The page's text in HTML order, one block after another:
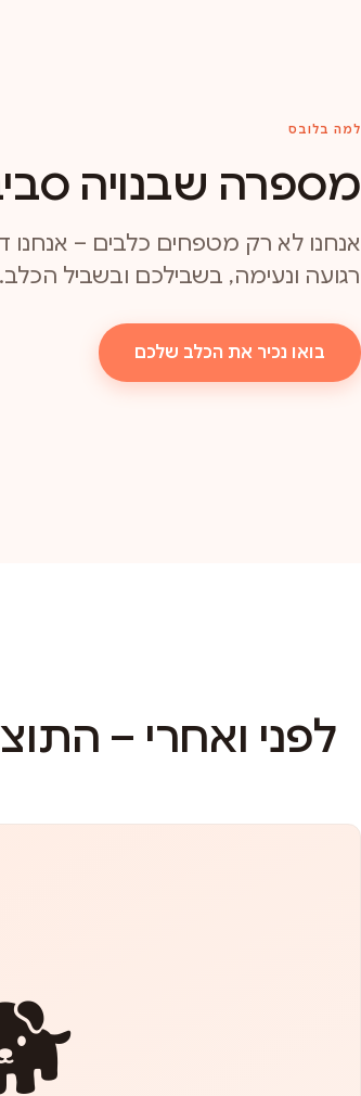
למה בלובס
מספרה שבנויה
אנחנו לא רק מטפחים כלבים – אנחנו
רגועה ונעימה, בשבילכם ובשביל הכלב.
בואו נכיר את הכלב שלכם
לפני ואחרי –